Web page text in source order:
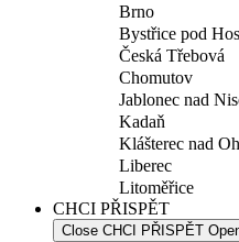
Brno
Bystřice pod
Česká Třebová
Chomutov
Jablonec nad
Kadaň
Klášterec nad
Liberec
Litoměřice
CHCI PŘISPĚT
Close CHCI PŘISPĚT